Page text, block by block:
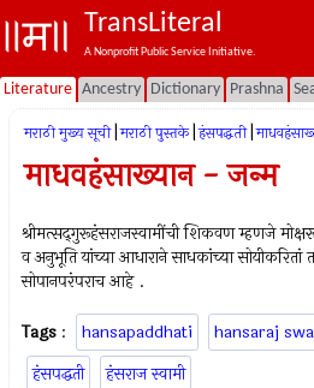
TransLiteral
A Nonprofit Public Service Initiative.
Literature Ancestry Dictionary Prashna
मराठी मुख्य सूची मराठी पुस्तके हंसपद्धती
माधवहंसाख्यान - जन्म
श्रीमत्सद्‍गुरूहंसराजस्वामींची शिकवण म्हणजे
व अनुभूति यांच्या आधाराने साधकांच्या सोयीकरितां
सोपानपरंपराच आहे .
Tags : hansapaddhati
hansaraj
हंसपद्धती
हंसराज स्वामी